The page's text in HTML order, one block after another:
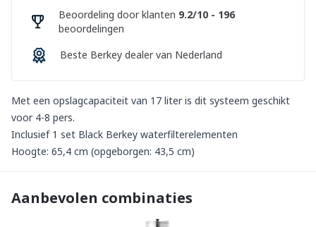
Met een opslagcapaciteit van 17 liter is dit systeem geschikt
voor 4-8 pers.
Inclusief 1 set Black Berkey waterfilterelementen
Hoogte: 65,4 cm (opgeborgen: 43,5 cm)
Beoordeling door klanten 9.2/10 - 196
beoordelingen
Beste Berkey dealer van Nederland
Aanbevolen combinaties